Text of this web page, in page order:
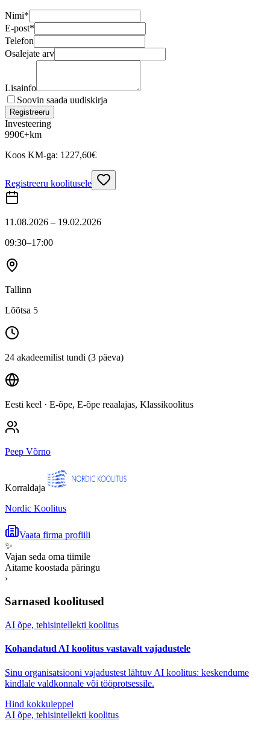
Nimi*
E-post*
Telefon
Osalejate arv
Lisainfo
Soovin saada uudiskirja
Registreeru
Investeering
990€+km
Koos KM-ga: 1227,60€
Registreeru koolitusele
11.08.2026 – 19.02.2026
09:30–17:00
Tallinn
Lõõtsa 5
24 akadeemilist tundi (3 päeva)
Eesti keel · E-õpe, E-õpe reaalajas, Klassikoolitus
Peep Võrno
Korraldaja
Nordic Koolitus
Vaata firma profiili
✨
Vajan seda oma tiimile
Aitame koostada päringu
›
Sarnased koolitused
AI õpe, tehisintellekti koolitus
Kohandatud AI koolitus vastavalt vajadustele
Sinu organisatsiooni vajadustest lähtuv AI koolitus: keskendume
kindlale valdkonnale või tööprotsessile.
Hind kokkuleppel
AI õpe, tehisintellekti koolitus